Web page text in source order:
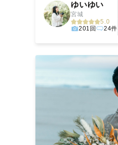
ゆいゆい
宮城
5.0
201回
24件